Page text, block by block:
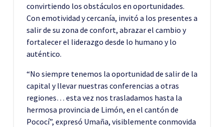
convirtiendo los obstáculos en oportunidades.
Con emotividad y cercanía, invitó a los presentes a
salir de su zona de confort, abrazar el cambio y
fortalecer el liderazgo desde lo humano y lo
auténtico.
“No siempre tenemos la oportunidad de salir de la
capital y llevar nuestras conferencias a otras
regiones… esta vez nos trasladamos hasta la
hermosa provincia de Limón, en el cantón de
Pococí”, expresó Umaña, visiblemente conmovida